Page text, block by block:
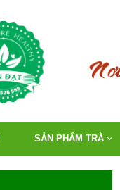
SẢN PHẨM TRÀ